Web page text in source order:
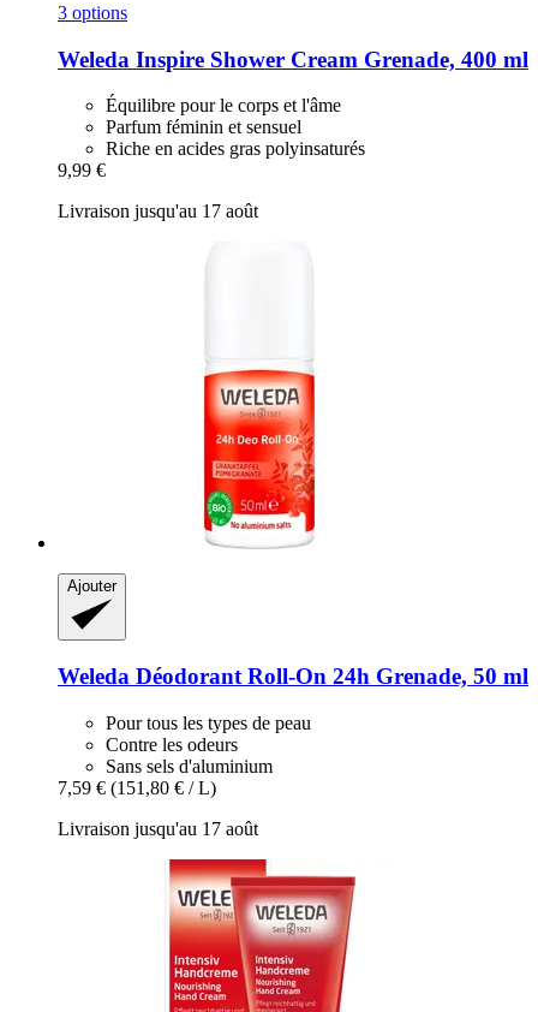
3 options
Weleda Inspire Shower Cream Grenade, 400 ml
Équilibre pour le corps et l'âme
Parfum féminin et sensuel
Riche en acides gras polyinsaturés
9,99 €
Livraison jusqu'au 17 août
Ajouter
Weleda Déodorant Roll-​On 24h Grenade, 50 ml
Pour tous les types de peau
Contre les odeurs
Sans sels d'aluminium
7,59 € (151,80 € / L)
Livraison jusqu'au 17 août